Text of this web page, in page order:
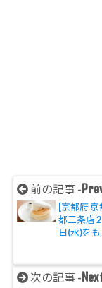
前の記事 -
[京都府
都三条店
日(水)を
次の記事 -